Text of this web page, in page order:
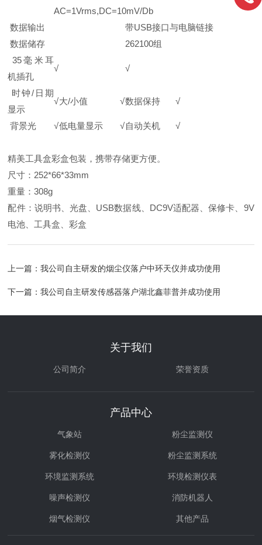
AC=1Vrms,DC=10mV/Db
数据输出
带USB接口与电脑链接
数据储存
262100组
35毫米耳
机插孔
√ √
时钟/日期
显示
√大/小值 √数据保持 √
背景光 √低电量显示 √自动关机 √
精美工具盒彩盒包装，携带存储更方便。
尺寸：252*66*33mm
重量：308g
配件：说明书、光盘、USB数据线、DC9V适配器、保修卡、9V
电池、工具盒、彩盒
上一篇：我公司自主研发的烟尘仪落户中环天仪并成功使用
下一篇：我公司自主研发传感器落户湖北鑫菲普并成功使用
关于我们
公司简介 荣誉资质
产品中心
气象站 粉尘监测仪
雾化检测仪 粉尘监测系统
环境监测系统 环境检测仪表
噪声检测仪 消防机器人
烟气检测仪 其他产品